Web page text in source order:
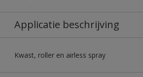
Applicatie beschrijving
Kwast, roller en airless spray